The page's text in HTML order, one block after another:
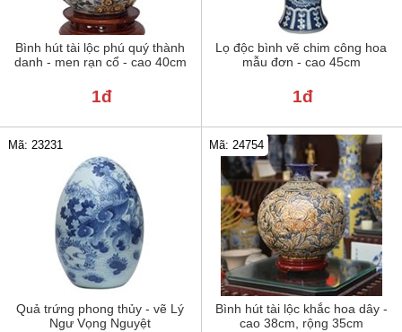
Bình hút tài lộc phú quý thành
danh - men rạn cổ - cao 40cm
1đ
Lọ độc bình vẽ chim công hoa
mẫu đơn - cao 45cm
1đ
Quả trứng phong thủy - vẽ Lý
Ngư Vọng Nguyệt
Mã: 23231
Bình hút tài lộc khắc hoa dây -
cao 38cm, rộng 35cm
Mã: 24754